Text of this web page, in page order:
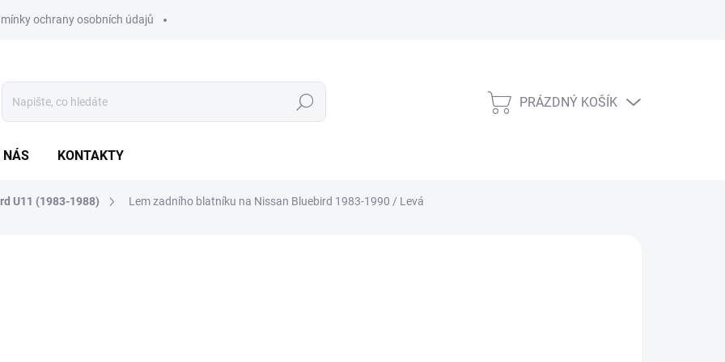
ochrany osobních údajů
Hledat
NÁKUPNÍ
PRÁZDNÝ KOŠÍK
NÁS KONTAKTY
U11 (1983-1988) Lem zadního blatníku na Nissan Bluebird 1983-1990 / Levá